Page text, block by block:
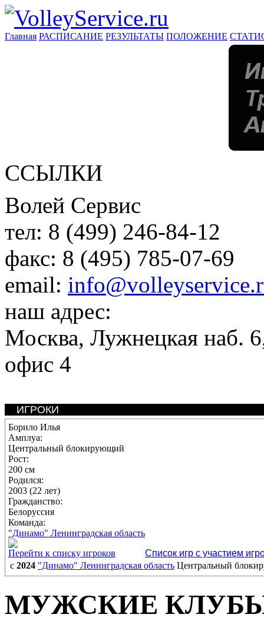
Главная РАСПИСАНИЕ РЕЗУЛЬТАТЫ ПОЛОЖЕНИЕ
ССЫЛКИ
Волей Сервис
тел: 8 (499) 246-84-12
факс: 8 (495) 785-07-69
email:
наш адрес:
Москва, Лужнецкая наб.
офис 4
ИГРОКИ
Борило Илья
Амплуа:
Центральный блокирующий
Рост:
200 см
Родился:
2003 (22 лет)
Гражданство:
Белоруссия
Команда:
"Динамо" Ленинградская область
Перейти к списку игроков
Список игр с участием
с 2024 "Динамо" Ленинградская область Центральный
МУЖСКИЕ